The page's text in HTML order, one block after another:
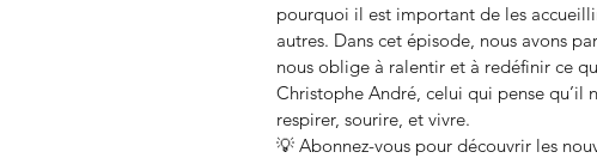
pourquoi il est important de les
autres. Dans cet épisode, nous avons
nous oblige à ralentir et à redéfinir ce
Christophe André, celui qui pense qu’il
respirer, sourire, et vivre.
💡 Abonnez-vous pour découvrir les